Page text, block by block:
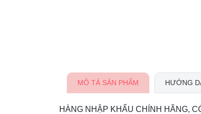
MÔ TẢ SẢN PHẨM HƯỚNG
HÀNG NHẬP KHẨU CHÍNH HÃNG,